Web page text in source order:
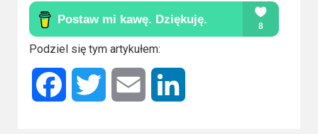
Podziel się tym artykułem:
Facebook Twitter Email